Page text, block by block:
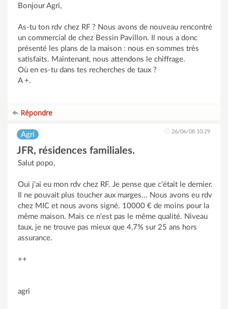
Bonjour Agri,
As-tu ton rdv chez RF ? Nous avons de nouveau rencontré
un commercial de chez Bessin Pavillon. Il nous a donc
présenté les plans de la maison : nous en sommes très
satisfaits. Maintenant, nous attendons le chiffrage.
Où en es-tu dans tes recherches de taux ?
A +.
Répondre
Agri 26/06/08 10:29
JFR, résidences familiales.
Salut popo,
Oui j'ai eu mon rdv chez RF. Je pense que c'était le dernier.
Il ne pouvait plus toucher aux marges... Nous avons eu rdv
chez MIC et nous avons signé. 10000 € de moins pour la
même maison. Mais ce n'est pas le même qualité. Niveau
taux, je ne trouve pas mieux que 4,7% sur 25 ans hors
assurance.
++
agri